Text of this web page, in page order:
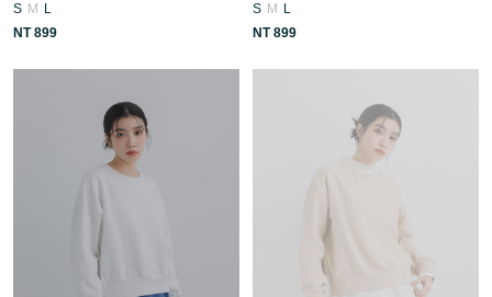
S M
L
NT 899
S M
L
NT 899